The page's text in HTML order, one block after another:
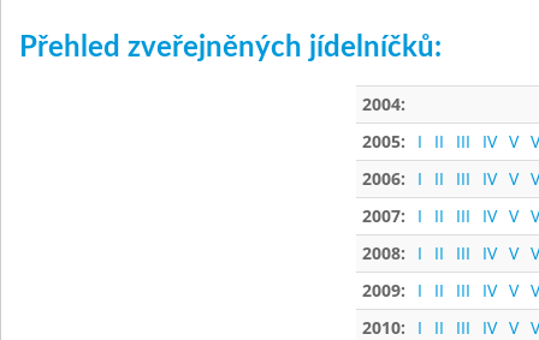
Přehled zveřejněných jídelníčků:
2004:
2005:
I II III IV V
2006:
I II III IV V
2007:
I II III IV V
2008:
I II III IV V
2009:
I II III IV V
2010:
I II III IV V